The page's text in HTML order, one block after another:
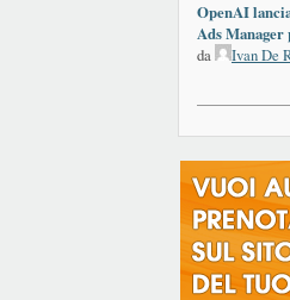
OpenAI
Ads
da
Ivan De